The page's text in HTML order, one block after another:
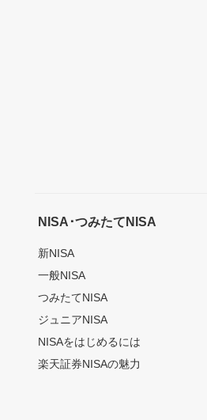
NISA･つみたてNISA
新NISA
一般NISA
つみたてNISA
ジュニアNISA
NISAをはじめるには
楽天証券NISAの魅力